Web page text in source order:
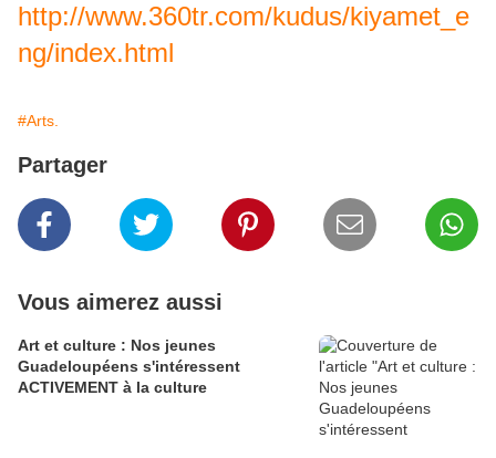
http://www.360tr.com/kudus/kiyamet_e
ng/index.html
#Arts.
Partager
Vous aimerez aussi
Art et culture : Nos jeunes
Guadeloupéens s'intéressent
ACTIVEMENT à la culture